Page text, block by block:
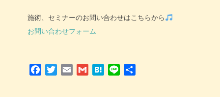
施術、セミナーのお問い合わせはこちらから
お問い合わせフォーム
Facebook
TwitterEmail Gmail Hatena
Line